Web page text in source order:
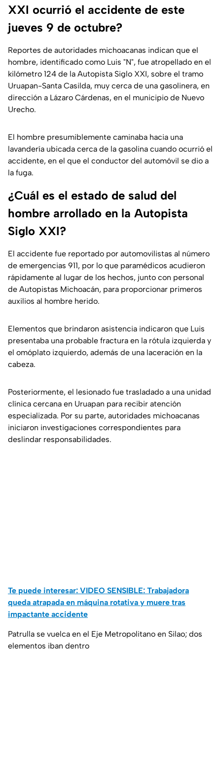
XXI ocurrió el accidente de este
jueves 9 de octubre?
Reportes de autoridades michoacanas indican que el
hombre, identificado como Luis "N", fue atropellado en el
kilómetro 124 de la Autopista Siglo XXI, sobre el tramo
Uruapan-Santa Casilda, muy cerca de una gasolinera, en
dirección a Lázaro Cárdenas, en el municipio de Nuevo
Urecho.
El hombre presumiblemente caminaba hacia una
lavandería ubicada cerca de la gasolina cuando ocurrió el
accidente, en el que el conductor del automóvil se dio a
la fuga.
¿Cuál es el estado de salud del
hombre arrollado en la Autopista
Siglo XXI?
El accidente fue reportado por automovilistas al número
de emergencias 911, por lo que paramédicos acudieron
rápidamente al lugar de los hechos, junto con personal
de Autopistas Michoacán, para proporcionar primeros
auxilios al hombre herido.
Elementos que brindaron asistencia indicaron que Luis
presentaba una probable fractura en la rótula izquierda y
el omóplato izquierdo, además de una laceración en la
cabeza.
Posteriormente, el lesionado fue trasladado a una unidad
clínica cercana en Uruapan para recibir atención
especializada. Por su parte, autoridades michoacanas
iniciaron investigaciones correspondientes para
deslindar responsabilidades.
Te puede interesar: VIDEO SENSIBLE: Trabajadora
queda atrapada en máquina rotativa y muere tras
impactante accidente
Patrulla se vuelca en el Eje Metropolitano en Silao; dos
elementos iban dentro